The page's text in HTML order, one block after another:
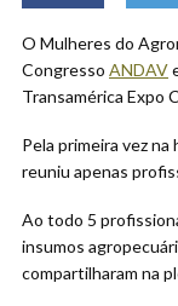
O Mulheres do
Congresso ANDAV
Transamérica Expo
Pela primeira vez
reuniu apenas
Ao todo 5
insumos
compartilharam na